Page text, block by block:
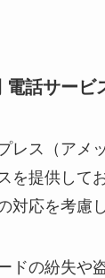
話サービ
レス（アメ
を提供して
対応を考慮
ドの紛失や